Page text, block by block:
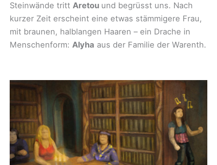
Steinwände tritt Aretou und begrüsst uns. Nach
kurzer Zeit erscheint eine etwas stämmigere Frau,
mit braunen, halblangen Haaren – ein Drache in
Menschenform: Alyha aus der Familie der Warenth.